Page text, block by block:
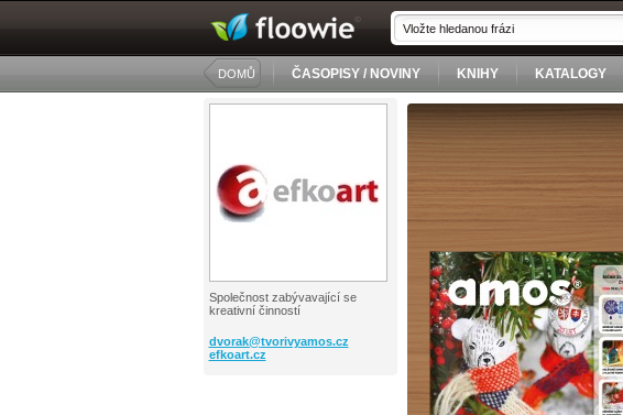
DOMŮ ČASOPISY / NOVINY KNIHY KATALOGY
Společnost zabývavající se
kreativní činností
dvorak@tvorivyamos.cz
efkoart.cz